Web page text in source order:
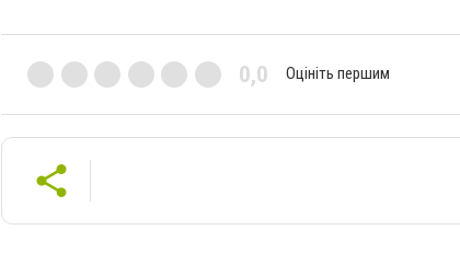
0,0 Оцініть першим